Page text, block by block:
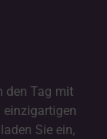
den Tag mit
einzigartigen
Sie ein,